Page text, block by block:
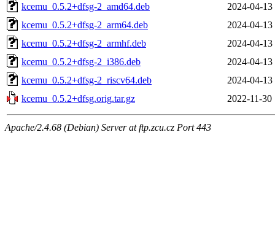
kcemu_0.5.2+dfsg-2_amd64.deb
2024-04-13
kcemu_0.5.2+dfsg-2_arm64.deb
2024-04-13
kcemu_0.5.2+dfsg-2_armhf.deb
2024-04-13
kcemu_0.5.2+dfsg-2_i386.deb
2024-04-13
kcemu_0.5.2+dfsg-2_riscv64.deb
2024-04-13
kcemu_0.5.2+dfsg.orig.tar.gz
2022-11-30
Apache/2.4.68 (Debian) Server at ftp.zcu.cz Port 443